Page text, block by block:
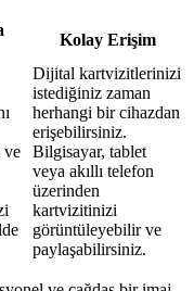
Kolay Erişim
ve
Dijital kartvizitlerinizi
istediğiniz zaman
herhangi bir cihazdan
erişebilirsiniz.
Bilgisayar, tablet
veya akıllı telefon
üzerinden
kartvizitinizi
görüntüleyebilir ve
paylaşabilirsiniz.